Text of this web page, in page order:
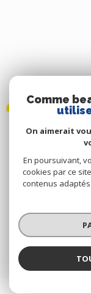
©
Nos
Comme
On aimerait
En poursuivant,
cookies par ce
contenus